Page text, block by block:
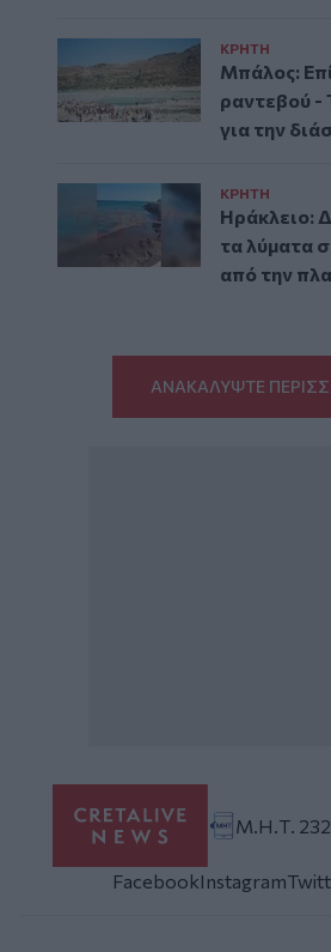
ΚΡΗΤΗ
Μπάλος:
ραντεβού -
για την
ΚΡΗΤΗ
Ηράκλειο:
τα λύματα
από την
ΑΝΑΚΑΛΥΨΤΕ
Μ.Η.Τ.
FacebookInstagram